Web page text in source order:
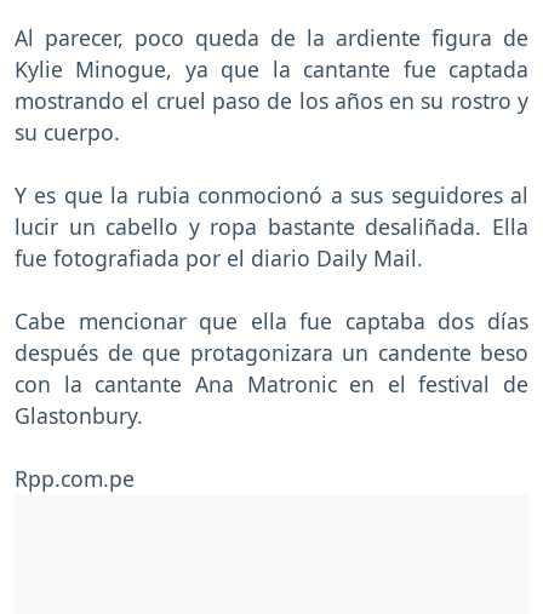
Al parecer, poco queda de la ardiente figura de
Kylie Minogue, ya que la cantante fue captada
mostrando el cruel paso de los años en su rostro y
su cuerpo.
Y es que la rubia conmocionó a sus seguidores al
lucir un cabello y ropa bastante desaliñada. Ella
fue fotografiada por el diario Daily Mail.
Cabe mencionar que ella fue captaba dos días
después de que protagonizara un candente beso
con la cantante Ana Matronic en el festival de
Glastonbury.
Rpp.com.pe